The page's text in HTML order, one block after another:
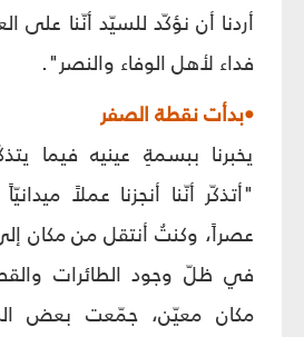
أردنا أن نؤكّد للسيّد أنّنا على
فداء لأهل الوفاء والنصر".
•بدأت نقطة الصفر
يخبرنا ببسمةِ عينيه فيما
"أتذكّر أنّنا أنجزنا عملاً
عصراً، وكنتُ أنتقل من مكان
في ظلّ وجود الطائرات
مكان معيّن، جمّعت بعض